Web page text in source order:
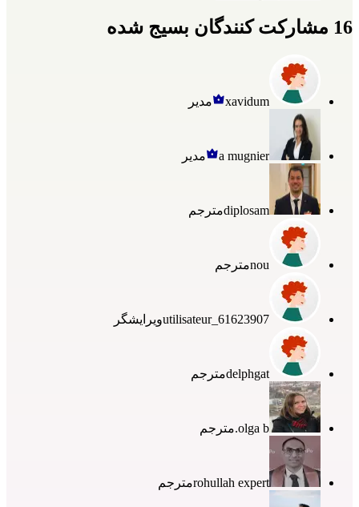
16 مشارکت کنندگان بسیج شده
xavidum مدیر
a mugnier مدیر
diplosamمترجم
nouمترجم
utilisateur_61623907ویرایشگر
delphgatمترجم
olga b. مترجم
rohullah expertمترجم